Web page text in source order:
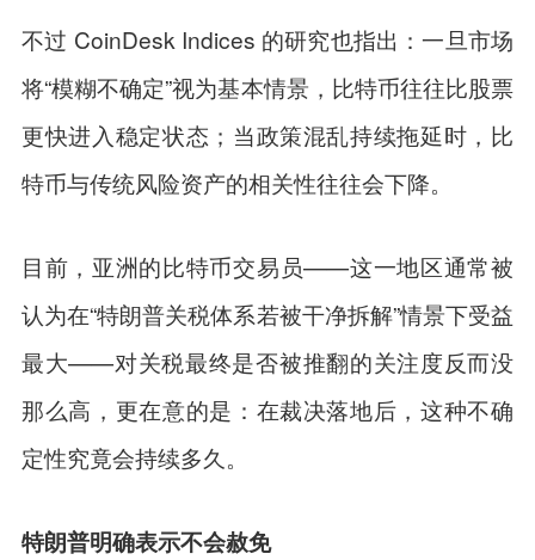
不过 CoinDesk Indices 的研究也指出：一旦市场
将“模糊不确定”视为基本情景，比特币往往比股票
更快进入稳定状态；当政策混乱持续拖延时，比
特币与传统风险资产的相关性往往会下降。
目前，亚洲的比特币交易员——这一地区通常被
认为在“特朗普关税体系若被干净拆解”情景下受益
最大——对关税最终是否被推翻的关注度反而没
那么高，更在意的是：在裁决落地后，这种不确
定性究竟会持续多久。
特朗普明确表示不会赦免